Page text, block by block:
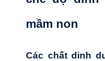
mầm non
Các chất dinh